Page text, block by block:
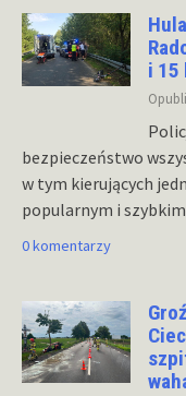
i 15
bezpieczeństwo
w tym kierujących
popularnym i
0 komentarzy